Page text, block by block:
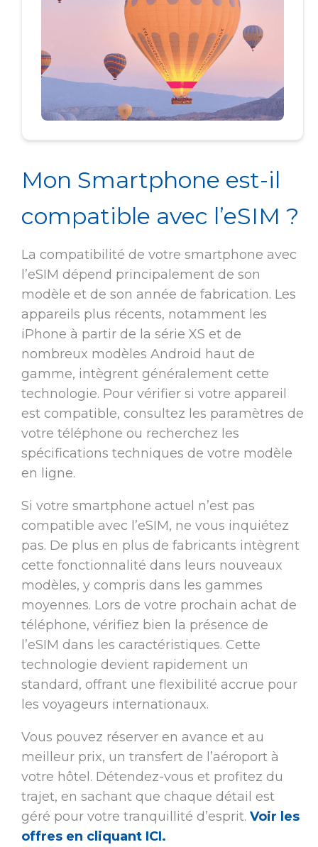
Mon Smartphone est-il
compatible avec l’eSIM ?
La compatibilité de votre smartphone avec
l’eSIM dépend principalement de son
modèle et de son année de fabrication. Les
appareils plus récents, notamment les
iPhone à partir de la série XS et de
nombreux modèles Android haut de
gamme, intègrent généralement cette
technologie. Pour vérifier si votre appareil
est compatible, consultez les paramètres de
votre téléphone ou recherchez les
spécifications techniques de votre modèle
en ligne.
Si votre smartphone actuel n’est pas
compatible avec l’eSIM, ne vous inquiétez
pas. De plus en plus de fabricants intègrent
cette fonctionnalité dans leurs nouveaux
modèles, y compris dans les gammes
moyennes. Lors de votre prochain achat de
téléphone, vérifiez bien la présence de
l’eSIM dans les caractéristiques. Cette
technologie devient rapidement un
standard, offrant une flexibilité accrue pour
les voyageurs internationaux.
Vous pouvez réserver en avance et au
meilleur prix, un transfert de l’aéroport à
votre hôtel. Détendez-vous et profitez du
trajet, en sachant que chaque détail est
géré pour votre tranquillité d’esprit. Voir les
offres en cliquant ICI.